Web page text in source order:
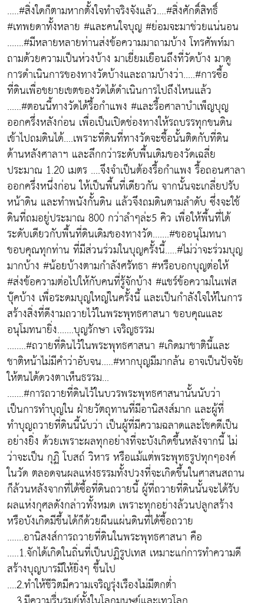
.....#สิ่งใดก็ตามหากตั้งใจทำจริงจังแล้ว....#สิ่งศักดิ์สิทธิ์
#เทพยดาทั้งหลาย #และคนใจบุญ #ย่อมจะมาช่วยแน่นอน
.......#มีหลายหลายท่านส่งข้อความมาถามบ้าง โทรศัพท์มา
ถามด้วยความเป็นห่วงบ้าง มาเยี่ยมเยือนถึงที่วัดบ้าง มาดู
การดำเนินการของทางวัดบ้างและถามบ้างว่า.....#การซื้อ
ที่ดินเพื่อขยายเขตของวัดได้ดำเนินการไปถึงไหนแล้ว
......#ตอนนี้ทางวัดได้รื้อกำแพง #และรื้อศาลาบำเพ็ญบุญ
ออกครึ่งหลังก่อน เพื่อเป็นเปิดช่องทางให้รถบรรทุกขนดิน
เข้าไปถมดินได้....เพราะที่ดินที่ทางวัดจะซื้อนั้นติดกับที่ดิน
ด้านหลังศาลาฯ และลึกกว่าระดับพื้นเดิมของวัดเฉลี่ย
ประมาณ 1.20 เมตร ....จึงจำเป็นต้องรื้อกำแพง รื้อถอนศาลา
ออกครึ่งหนึ่งก่อน ให้เป็นพื้นที่เดียวกัน จากนั้นจะเกลี่ยปรับ
หน้าดิน และทำพนังกั้นดิน แล้วจึงถมดินตามลำดับ ซึ่งจะใช้
ดินที่ถมอยู่ประมาณ 800 กว่าลำๆล่ะ5 คิว เพื่อให้พื้นที่ได้
ระดับเดียวกับพื้นที่ดินเดิมของทางวัด.......#ขออนุโมทนา
ขอบคุณทุกท่าน ที่มีส่วนร่วมในบุญครั้งนี้.....#ไม่ว่าจะร่วมบุญ
มากบ้าง #น้อยบ้างตามกำลังศรัทธา #หรือบอกบุญต่อให้
#ส่งข้อความต่อไปให้กับคนที่รู้จักบ้าง #แชร์ข้อความในเฟส
บุ๊คบ้าง เพื่อระดมบุญใหญ่ในครั้งนี้ และเป็นกำลังใจให้ในการ
สร้างสิ่งที่ดีงามถวายไว้ในพระพุทธศาสนา ขอบคุณและ
อนุโมทนายิ่ง.......บุญรักษา เจริญธรรม
........#ถวายที่ดินไว้ในพระพุทธศาสนา #เกิดมาชาตินี้และ
ชาติหน้าไม่มีคำว่าอับจน.....#หากบุญมีมากล้น อาจเป็นปัจจัย
ให้ตนได้ดวงตาเห็นธรรม...
.......#การถวายที่ดินไว้ในบวรพระพุทธศาสนานั้นนับว่า
เป็นการทำบุญใน ฝ่ายวัตถุทานที่มีอานิสงส์มาก และผู้ที่
ทำบุญถวายที่ดินนี้นับว่า เป็นผู้ที่มีความฉลาดและโชคดีเป็น
อย่างยิ่ง ด้วยเพราะผลทุกอย่างที่จะบังเกิดขึ้นหลังจากนี้ ไม่
ว่าจะเป็น กุฏิ โบสถ์ วิหาร หรือแม้แต่พระพุทธรูปทุกๆองค์
ในวัด ตลอดจนผลแห่งธรรมทั้งปวงที่จะเกิดขึ้นในศาสนสถาน
ก็ล้วนหลังจากที่ได้ซื้อที่ดินถวายนี้ ผู้ที่ถวายที่ดินนั้นจะได้รับ
ผลแห่งกุศลดังกล่าวทั้งหมด เพราะทุกอย่างล้วนปลูกสร้าง
หรือบังเกิดมีขึ้นได้ก็ด้วยผืนแผ่นดินที่ได้ซื้อถวาย
.......อานิสงส์การถวายที่ดินในพระพุทธศาสนา คือ
.....1.จักได้เกิดในถิ่นที่เป็นปฏิรูปเทส เหมาะแก่การทำความดี
สร้างบุญบารมีให้ยิ่งๆ ขึ้นไป
....2.ทำให้ชีวิตมีความเจริญรุ่งเรืองไม่มีตกต่ำ